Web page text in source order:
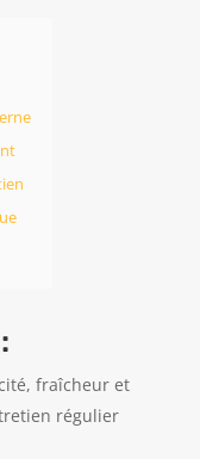
fraîcheur et
régulier